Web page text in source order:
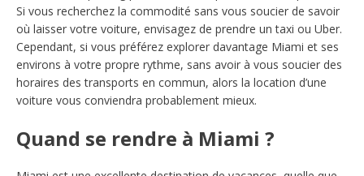
Si vous recherchez la commodité sans vous soucier de savoir
où laisser votre voiture, envisagez de prendre un taxi ou Uber.
Cependant, si vous préférez explorer davantage Miami et ses
environs à votre propre rythme, sans avoir à vous soucier des
horaires des transports en commun, alors la location d’une
voiture vous conviendra probablement mieux.
​Quand se rendre à Miami ?